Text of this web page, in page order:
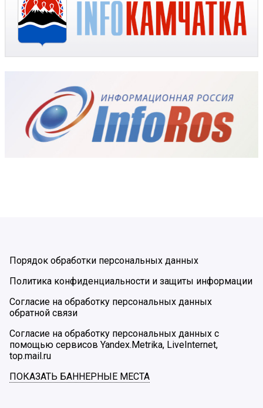
Порядок обработки персональных данных
Политика конфиденциальности и защиты информации
Согласие на обработку персональных данных
обратной связи
Согласие на обработку персональных данных с
помощью сервисов Yandex.Metrika, LiveInternet,
top.mail.ru
ПОКАЗАТЬ БАННЕРНЫЕ МЕСТА